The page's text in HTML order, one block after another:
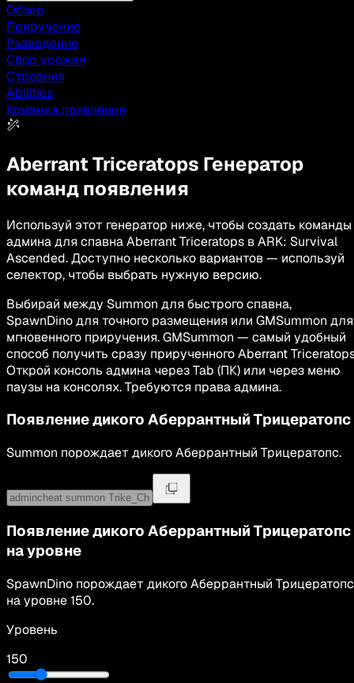
Обзор
Приручение
Разведение
Сбор урожая
Строения
Abilities
Команда появления
Aberrant Triceratops Генератор
команд появления
Используй этот генератор ниже, чтобы создать команды
админа для спавна Aberrant Triceratops в ARK: Survival
Ascended. Доступно несколько вариантов — используй
селектор, чтобы выбрать нужную версию.
Выбирай между Summon для быстрого спавна,
SpawnDino для точного размещения или GMSummon для
мгновенного приручения. GMSummon — самый удобный
способ получить сразу прирученного Aberrant
Открой консоль админа через Tab (ПК) или через меню
паузы на консолях. Требуются права админа.
Появление дикого Аберрантный Трицератопс
Summon порождает дикогоАберрантный Трицератопс.
Появление дикого Аберрантный Трицератопс
на уровне
SpawnDino порождает дикогоАберрантный Трицератопс
на уровне150.
Уровень
150